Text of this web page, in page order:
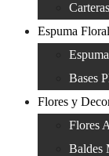
Carteras
Espuma
Bases
Flores y
Flores
Baldes